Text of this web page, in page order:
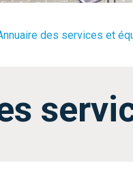
des services et